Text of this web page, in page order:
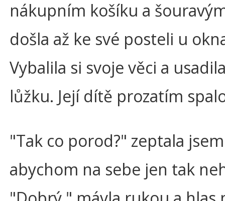
nákupním košíku a
došla až ke své posteli u
Vybalila si svoje věci a
lůžku. Její dítě prozatím
"Tak co porod?" zeptala
abychom na sebe jen tak